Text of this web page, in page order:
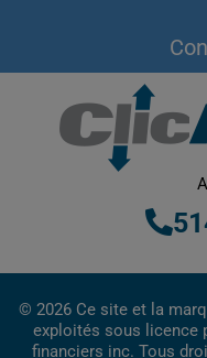
© 2026 Ce site et la
exploités sous licence
financiers inc. Tous